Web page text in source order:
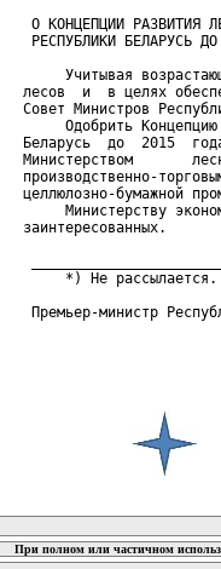
О КОНЦЕПЦИИ РАЗВИТИЯ
РЕСПУБЛИКИ БЕЛАРУСЬ
Учитывая
лесов  и  в целях
Совет Министров
Одобрить
Беларусь  до  2015
Министерством
производственно-
целлюлозно-бумажной
Министерству
заинтересованных.
     *) Не рассылается.
Премьер-министр
При полном или частичном